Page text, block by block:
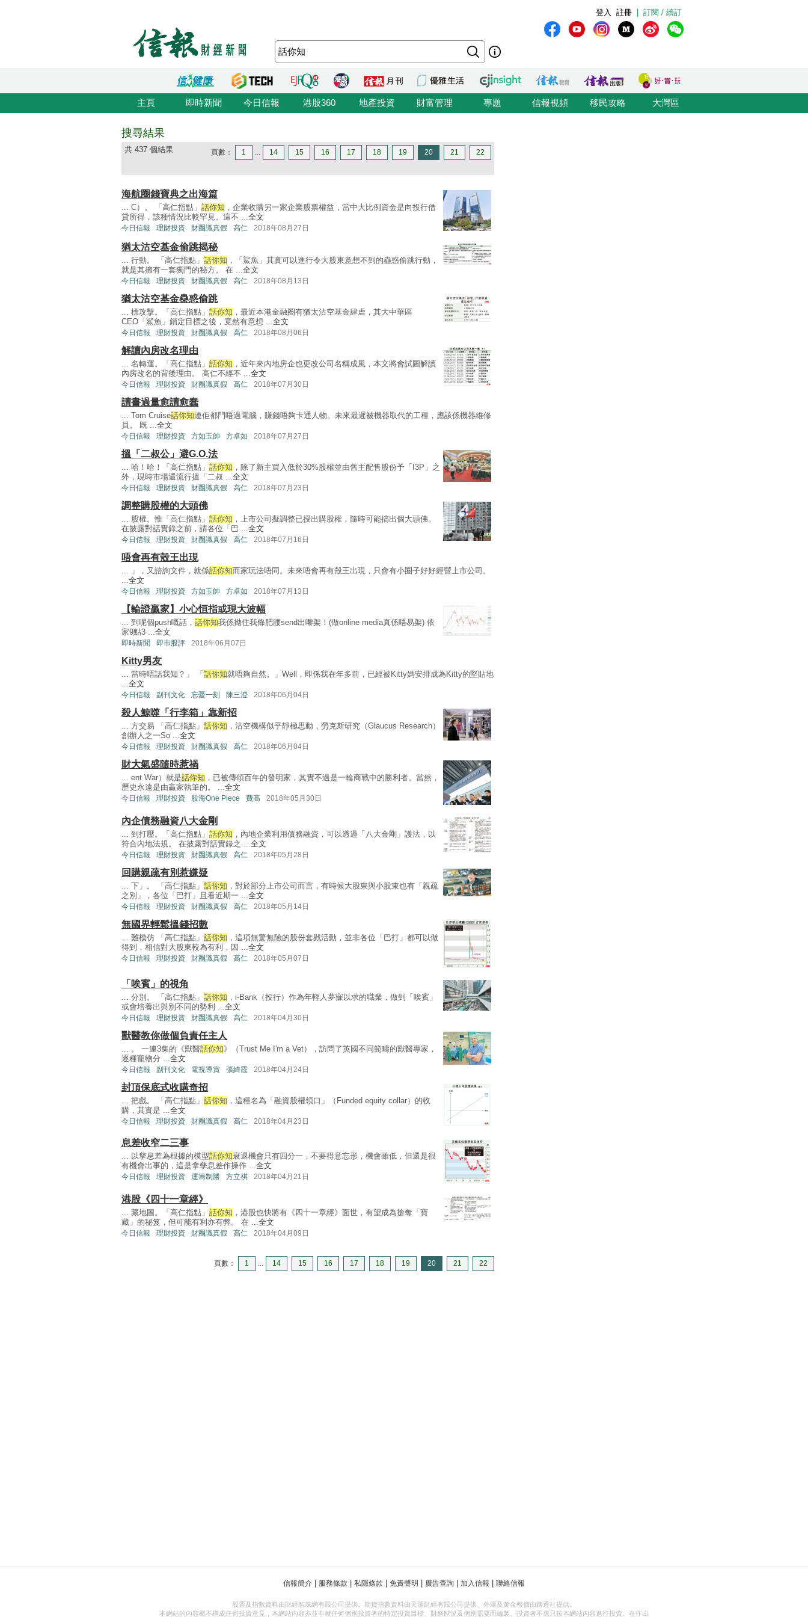
訂閱 / 續訂
註冊
登入
主頁 即時新聞 今日信報 港股360 地產投資 財富管理 專題 信報視頻 移民攻略 大灣區
搜尋結果
共 437 個結果 頁數： 1 ... 14 15 16 17 18 19 20 21 22
海航圈錢寶典之出海篇
... C）。 「高仁指點」 話你知 ，企業收購另一家企業股票權益，當中大比例資金是向投行借
貸所得，該種情況比較罕見。這不 ...全文
今日信報 理財投資 財圈識真假 高仁 2018年08月27日
猶太沽空基金偷跳揭秘
... 行動。 「高仁指點」 話你知 ，「鯊魚」其實可以進行令大股東意想不到的蠱惑偷跳行動，
就是其擁有一套獨門的秘方。 在 ...全文
今日信報 理財投資 財圈識真假 高仁 2018年08月13日
猶太沽空基金蠱惑偷跳
... 標攻擊。「高仁指點」 話你知 ，最近本港金融圈有猶太沽空基金肆虐，其大中華區
CEO「鯊魚」鎖定目標之後，竟然有意想 ...全文
今日信報 理財投資 財圈識真假 高仁 2018年08月06日
解讀內房改名理由
... 名轉運。「高仁指點」 話你知 ，近年來內地房企也更改公司名稱成風，本文將會試圖解讀
內房改名的背後理由。 高仁不經不 ...全文
今日信報 理財投資 財圈識真假 高仁 2018年07月30日
讀書過量愈讀愈蠢
... Tom Cruise話你知連佢都鬥唔過電腦，賺錢唔夠卡通人物。未來最遲被機器取代的工種，應該係機器維修
員。 既 ...全文
今日信報 理財投資 方如玉帥 方卓如 2018年07月27日
搵「二叔公」避G.O.法
... 哈！哈！「高仁指點」 話你知 ，除了新主買入低於30%股權並由舊主配售股份予「I3P」之
外，現時市場還流行搵「二叔 ...全文
今日信報 理財投資 財圈識真假 高仁 2018年07月23日
調整購股權的大頭佛
... 股權。惟「高仁指點」 話你知 ，上市公司擬調整已授出購股權，隨時可能搞出個大頭佛。
在披露對話實錄之前，請各位「巴 ...全文
今日信報 理財投資 財圈識真假 高仁 2018年07月16日
唔會再有殼王出現
... 」，又諮詢文件，就係話你知而家玩法唔同。未來唔會再有殼王出現，只會有小圈子好好經營上市公司。
...全文
今日信報 理財投資 方如玉帥 方卓如 2018年07月13日
【輪證贏家】小心恒指或現大波幅
... 到呢個push嘅話， 話你知我係拗住我條肥腰send出嚟架！(做online media真係唔易架) 依
家9點3 ...全文
即時新聞 即巿股評 2018年06月07日
Kitty男友
... 當時唔話我知？」 「 話你知就唔夠自然。」Well，即係我在年多前，已經被Kitty媽安排成為Kitty的堅貼地
...全文
今日信報 副刊文化 忘憂一刻 陳三澄 2018年06月04日
殺人鯨噬「行李箱」靠新招
... 方交易 「高仁指點」 話你知 ，沽空機構似乎靜極思動，勞克斯研究（Glaucus Research）
創辦人之一So ...全文
今日信報 理財投資 財圈識真假 高仁 2018年06月04日
財大氣盛隨時惹禍
... ent War）就是話你知 ，已被傳頌百年的發明家，其實不過是一輪商戰中的勝利者。當然，
歷史永遠是由贏家執筆的。 ...全文
今日信報 理財投資 股海One Piece 費高 2018年05月30日
內企債務融資八大金剛
... 到打壓。「高仁指點」 話你知 ，內地企業利用債務融資，可以透過「八大金剛」護法，以
符合內地法規。 在披露對話實錄之 ...全文
今日信報 理財投資 財圈識真假 高仁 2018年05月28日
回購親疏有別惹嫌疑
... 下」。 「高仁指點」 話你知 ，對於部分上市公司而言，有時候大股東與小股東也有「親疏
之別」，各位「巴打」且看近期一 ...全文
今日信報 理財投資 財圈識真假 高仁 2018年05月14日
無國界輕鬆搵錢招數
... 難模仿 「高仁指點」 話你知 ，這項無驚無險的股份套戥活動，並非各位「巴打」都可以做
得到，相信對大股東較為有利，因 ...全文
今日信報 理財投資 財圈識真假 高仁 2018年05月07日
「唉賓」的視角
... 分別。 「高仁指點」 話你知 ，i-Bank（投行）作為年輕人夢寐以求的職業，做到「唉賓」
或會培養出與別不同的勢利 ...全文
今日信報 理財投資 財圈識真假 高仁 2018年04月30日
獸醫教你做個負責任主人
... 。 一連3集的《獸醫話你知》（Trust Me I'm a Vet），訪問了英國不同範疇的獸醫專家，
逐種寵物分 ...全文
今日信報 副刊文化 電視導賞 張綺霞 2018年04月24日
封頂保底式收購奇招
... 把戲。 「高仁指點」 話你知 ，這種名為「融資股權領口」（Funded equity collar）的收
購，其實是 ...全文
今日信報 理財投資 財圈識真假 高仁 2018年04月23日
息差收窄二三事
... 以孳息差為根據的模型話你知衰退機會只有四分一，不要得意忘形，機會雖低，但還是很
有機會出事的，這是拿孳息差作操作 ...全文
今日信報 理財投資 運籌制勝 方立祺 2018年04月21日
港股《四十一章經》
... 藏地圖。「高仁指點」 話你知 ，港股也快將有《四十一章經》面世，有望成為搶奪「寶
藏」的秘笈，但可能有利亦有弊。 在 ...全文
今日信報 理財投資 財圈識真假 高仁 2018年04月09日
頁數： 1 ... 14 15 16 17 18 19 20 21 22
信報簡介 服務條款 私隱條款 免責聲明 廣告查詢 加入信報 聯絡信報
股票及指數資料由財經智珠網有限公司提供。期貨指數資料由天滙財經有限公司提供。外滙及黃金報價由路透社提供。
本網站的內容概不構成任何投資意見，本網站內容亦並非就任何個別投資者的特定投資目標、財務狀況及個別需要而編製。投資者不應只按本網站內容進行投資。在作出